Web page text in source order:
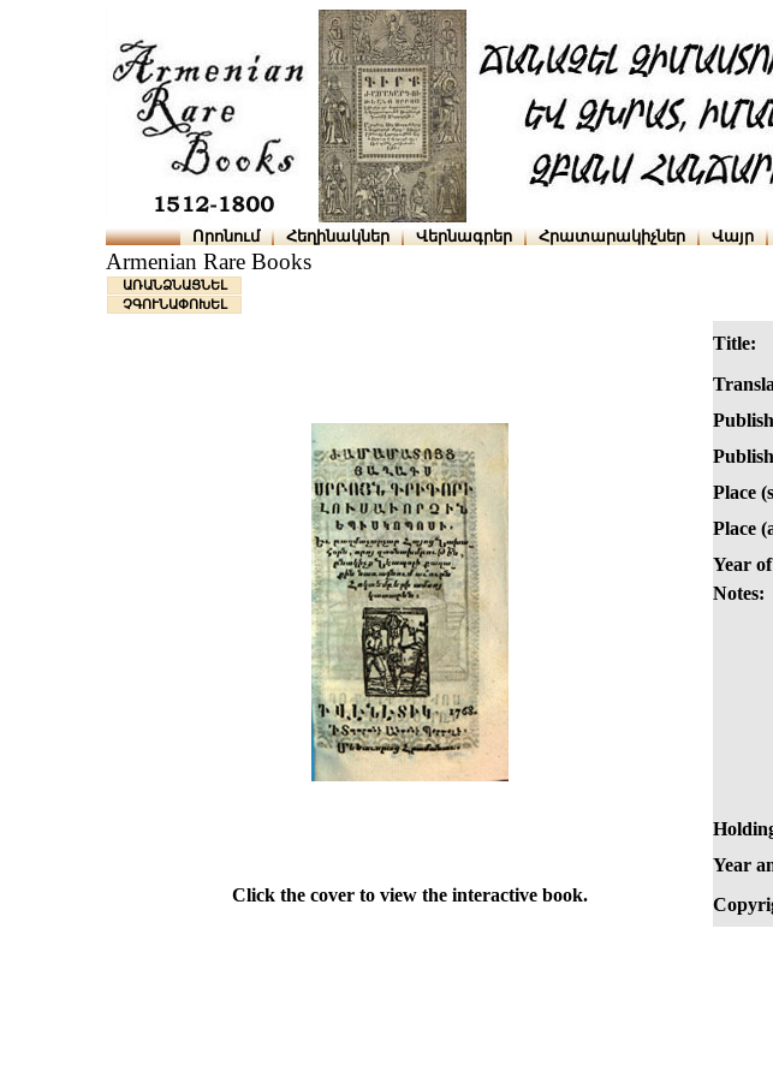
Որոնում Հեղինակներ Վերնագրեր Հրատարակիչներ Վայր
Armenian Rare Books
ԱՌԱՆՁՆԱՑՆԵԼ
ՉԳՈՒՆԱՓՈԽԵԼ
Title:
Place
Place
Year
Notes:
Year
Click the cover to view the interactive book.